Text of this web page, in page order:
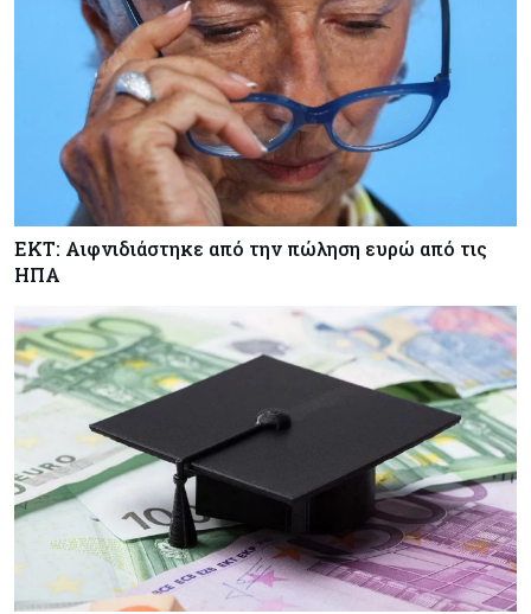
Κύπρος 07-08-2026
Πώς οι κυπριακές τράπεζες «τιμολογούν» τον
πόλεμο
Κύπρος
Νέα διοικητικά συμβούλια σε Cyta, AHK και σε
άλλους ημικρατικούς ενέκρινε το ΥΣ
Μεικτά πρόσημα στη Wall Street με το βλέμμα
στις εξελίξεις στη Μ. Ανατολή
Κύπρος 06-08-2026
Ανοίγει ξανά από αύριο η οδική πρόσβαση στις
αφίξεις του αεροδρομίου Λάρνακας
ΕΚΤ: Αιφνιδιάστηκε από την πώληση ευρώ από τις
ΗΠΑ